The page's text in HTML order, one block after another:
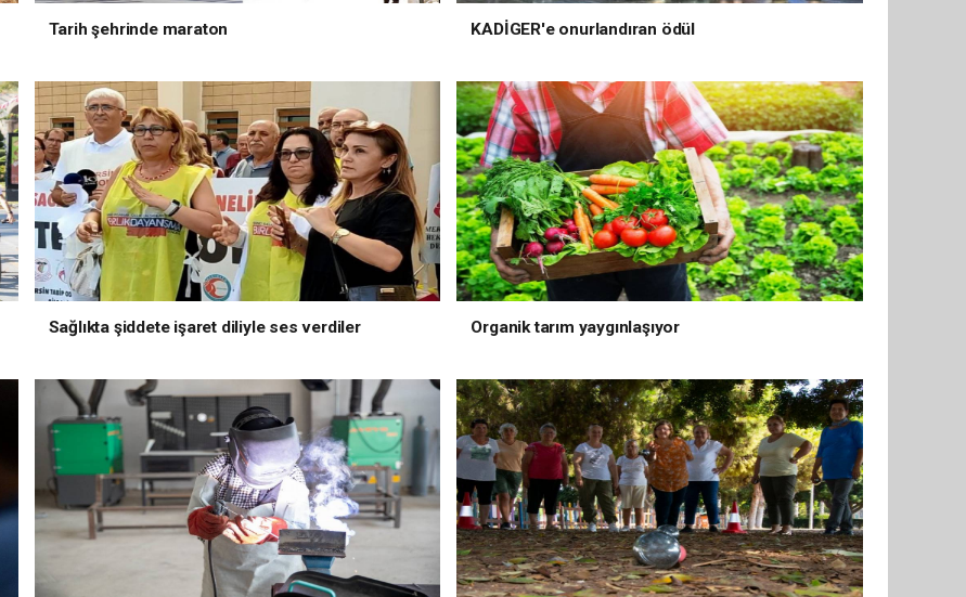
Tarih şehrinde maraton KADİGER'e onurlandıran ödül
Sağlıkta şiddete işaret diliyle ses verdiler Organik tarım yaygınlaşıyor